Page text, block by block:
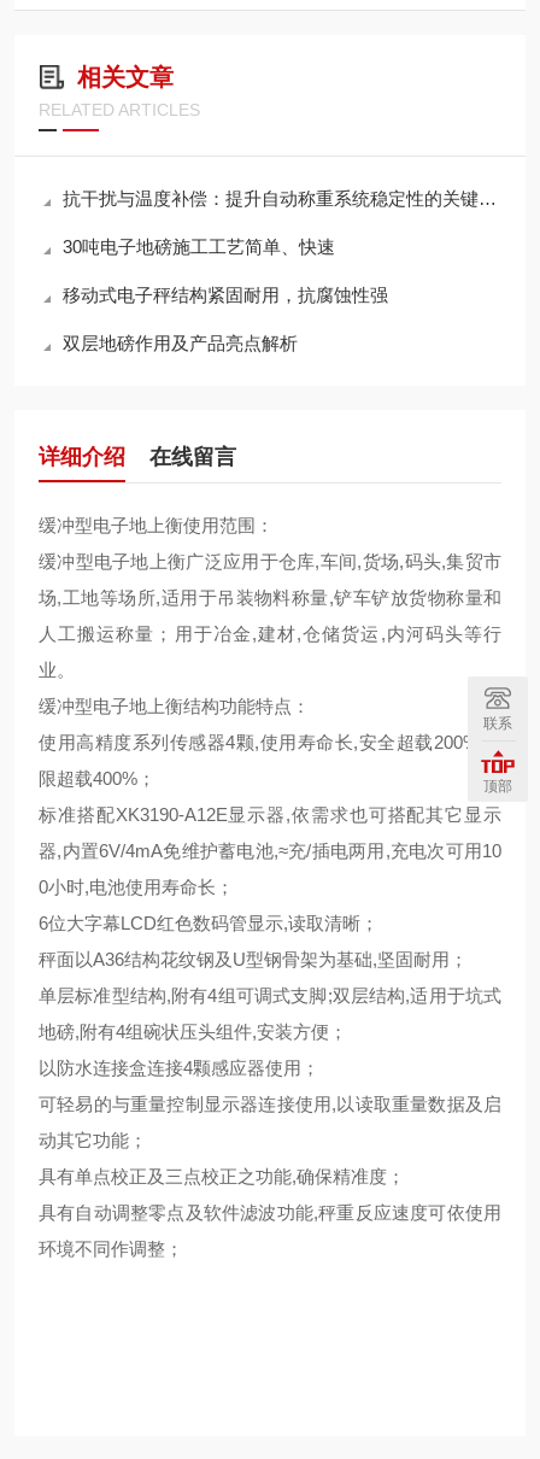
相关文章
RELATED ARTICLES
抗干扰与温度补偿：提升自动称重系统稳定性的关键技术
30吨电子地磅施工工艺简单、快速
移动式电子秤结构紧固耐用，抗腐蚀性强
双层地磅作用及产品亮点解析
详细介绍 在线留言
缓冲型电子地上衡使用范围：
缓冲型电子地上衡广泛应用于仓库,车间,货场,码头,集贸市
场,工地等场所,适用于吊装物料称量,铲车铲放货物称量和
人工搬运称量；用于冶金,建材,仓储货运,内河码头等行
业。
缓冲型电子地上衡结构功能特点：
使用高精度系列传感器4颗,使用寿命长,安全超载200%,极
限超载400%；
标准搭配XK3190-A12E显示器,依需求也可搭配其它显示
器,内置6V/4mA免维护蓄电池,≈充/插电两用,充电次可用10
0小时,电池使用寿命长；
6位大字幕LCD红色数码管显示,读取清晰；
秤面以A36结构花纹钢及U型钢骨架为基础,坚固耐用；
单层标准型结构,附有4组可调式支脚;双层结构,适用于坑式
地磅,附有4组碗状压头组件,安装方便；
以防水连接盒连接4颗感应器使用；
可轻易的与重量控制显示器连接使用,以读取重量数据及启
动其它功能；
具有单点校正及三点校正之功能,确保精准度；
具有自动调整零点及软件滤波功能,秤重反应速度可依使用
环境不同作调整；
联系
顶部